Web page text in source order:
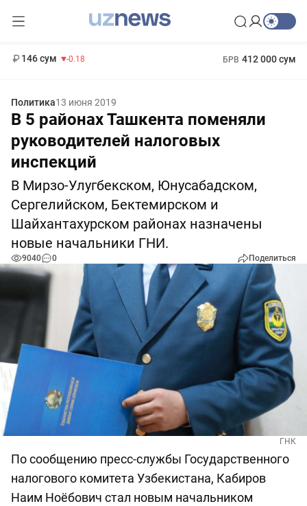
146 сум -0.18 БРВ 412 000 сум
Политика13 июня 2019
В 5 районах Ташкента поменяли
руководителей налоговых
инспекций
В Мирзо-Улугбекском, Юнусабадском,
Сергелийском, Бектемирском и
Шайхантахурском районах назначены
новые начальники ГНИ.
9040 0 Поделиться
ГНК
По сообщению пресс-службы Государственного
налогового комитета Узбекистана, Кабиров
Наим Ноёбович стал новым начальником